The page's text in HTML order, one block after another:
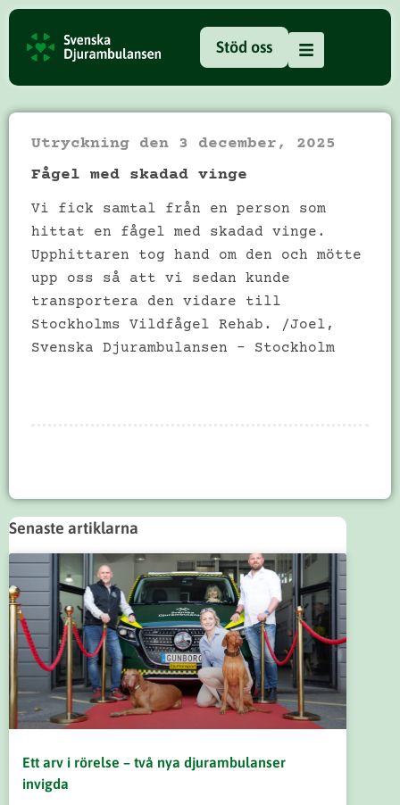
Stöd oss
Utryckning den 3 december, 2025
Fågel med skadad vinge
Vi fick samtal från en person som
hittat en fågel med skadad vinge.
Upphittaren tog hand om den och mötte
upp oss så att vi sedan kunde
transportera den vidare till
Stockholms Vildfågel Rehab. /Joel,
Svenska Djurambulansen – Stockholm
Senaste artiklarna
Ett arv i rörelse – två nya djurambulanser
invigda